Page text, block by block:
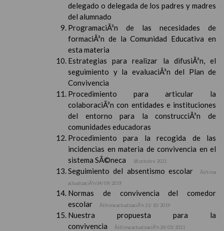
delegado o delegada de los padres y madres
del alumnado
ProgramaciÃ³n de las necesidades de
formaciÃ³n de la Comunidad Educativa en
esta materia
Estrategias para realizar la difusiÃ³n, el
seguimiento y la evaluaciÃ³n del Plan de
Convivencia
Procedimiento para articular la
colaboraciÃ³n con entidades e instituciones
del entorno para la construcciÃ³n de
comunidades educadoras
Procedimiento para la recogida de las
incidencias en materia de convivencia en el
sistema SÃ©neca
18 octubre 2021
Seguimiento del absentismo escolar
Ãšltima
actualizaciÃ³n 04/ 09/ 2019
Normas de convivencia del comedor
escolar
Ãšltima actualizaciÃ³n 21/ 10/ 2019
Nuestra propuesta para la
convivencia
Ãšltima actualizaciÃ³n 24/ 05/ 2021